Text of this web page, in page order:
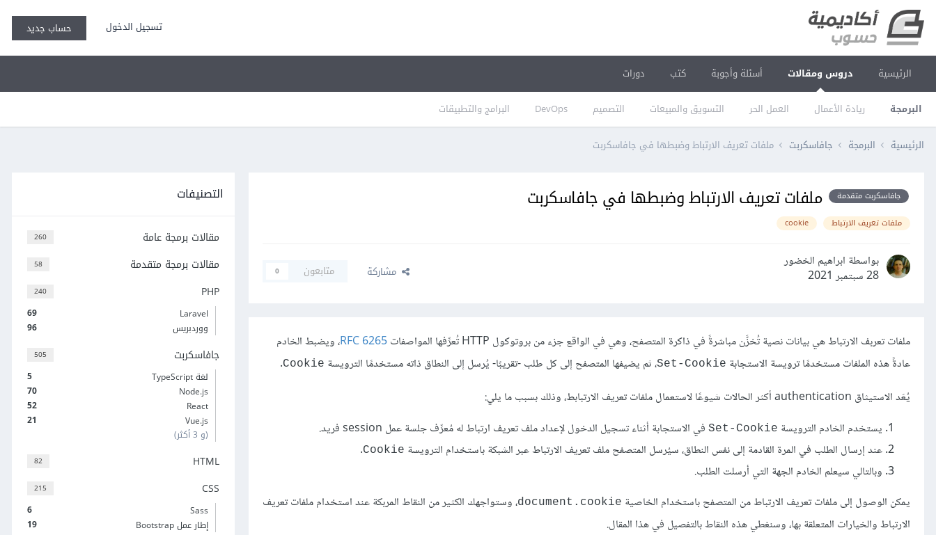
تسجيل الدخول حساب جديد
الرئيسية دروس ومقالات
البرمجة ريادة الأعمال العمل الحر التسويق والمبيعات التصميم DevOps البرامج والتطبيقات
أسئلة وأجوبة كتب دورات
الرئيسية البرمجة جافاسكربت ملفات تعريف الارتباط وضبطها في جافاسكربت
جافاسكربت متقدمة ملفات تعريف الارتباط وضبطها في جافاسكربت
ملفات تعريف الارتباط cookie
بواسطة ابراهيم الخضور
28 سبتمبر 2021
مشاركة متابعون 0
ملفات تعربف الارتباط هي بيانات نصية تُخزَّن مباشرةً في ذاكرة المتصفح، وهي في الواقع جزء من بروتوكول HTTP تُعرِّفها المواصفات RFC 6265، ويضبط الخادم
عادةً هذه الملفات مستخدمًا ترويسة الاستجابة Set-Cookie، ثم يضيفها المتصفح إلى كل طلب -تقريبًا- يُرسل إلى النطاق ذاته مستخدمًا الترويسة Cookie
.
يُعَد الاستيثاق authentication أكثر الحالات شيوعًا لاستعمال ملفات تعريف الارتبابط، وذلك بسبب ما يلي:
يستخدم الخادم الترويسة Set-Cookie في الاستجابة أثناء تسجيل الدخول لإعداد ملف تعريف ارتباط له مُعرِّف جلسة عمل session فريد.
عند إرسال الطلب في المرة القادمة إلى نفس النطاق، سيُرسل المتصفح ملف تعريف الارتباط عبر الشبكة باستخدام الترويسة Cookie
.
وبالتالي سيعلم الخادم الجهة التي أرسلت الطلب.
يمكن الوصول إلى ملفات تعريف الارتباط من المتصفح باستخدام الخاصية document.cookie، وستواجهك الكثير من النقاط المربكة عند استخدام ملفات تعريف
الارتباط والخيارات المتعلقة بها، وسنغطي هذه النقاط بالتفصيل في هذا المقال.
التصنيفات
260 مقالات برمجة عامة
58 مقالات برمجة متقدمة
240 PHP
69
Laravel
96
ووردبريس
505 جافاسكربت
5
لغة TypeScript
70
Node.js
52
React
21
Vue.js
(و 3 أكثر)
82 HTML
215 CSS
6
Sass
19
إطار عمل Bootstrap